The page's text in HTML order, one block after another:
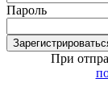
Пароль
При